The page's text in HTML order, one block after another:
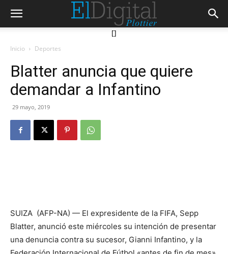
[]
Inicio Deportes
Blatter anuncia que quiere
demandar a Infantino
29 mayo, 2019
SUIZA (AFP-NA) — El expresidente de la FIFA, Sepp
Blatter, anunció este miércoles su intención de presentar
una denuncia contra su sucesor, Gianni Infantino, y la